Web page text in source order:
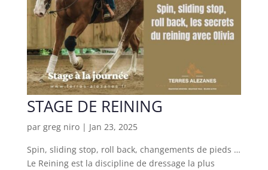
STAGE DE REINING
par greg niro| Jan 23, 2025
Spin, sliding stop, roll back, changements de pieds …
Le Reining est la discipline de dressage la plus